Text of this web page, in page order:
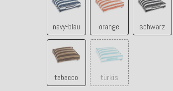
navy-blau orange schwarz
tabacco
tabacco
türkis
türkis